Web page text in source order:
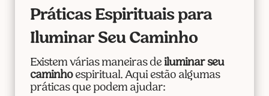
Práticas Espirituais para
Iluminar Seu Caminho
Existem várias maneiras de iluminar seu
caminhoespiritual. Aqui estão algumas
práticas que podem ajudar: